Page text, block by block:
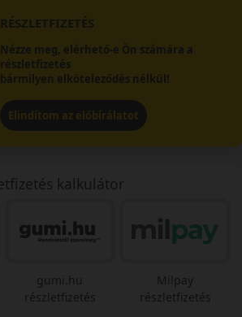
RÉSZLETFIZETÉS
Nézze meg, elérhető-e Ön számára a
részletfizetés
bármilyen elköteleződés nélkül!
Elindítom az előbírálatot
kalkulátor
gumi.hu
részletfizetés
Milpay
részletfizetés